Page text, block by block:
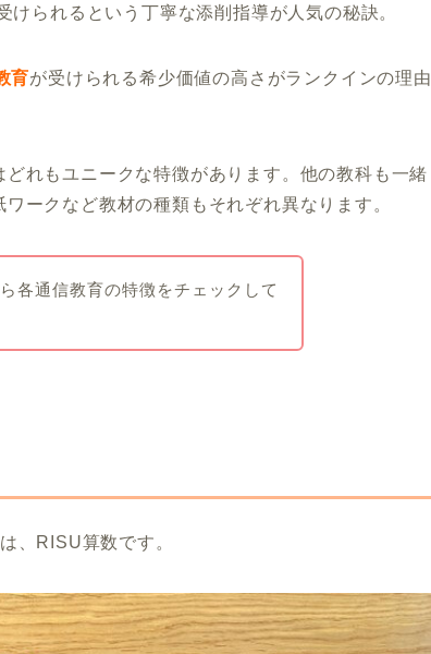
られるという丁寧な添削指導が人気の秘訣。
育が受けられる希少価値の高さがランクインの理由
れもユニークな特徴があります。他の教科も一緒
ークなど教材の種類もそれぞれ異なります。
各通信教育の特徴をチェックして
、RISU算数です。